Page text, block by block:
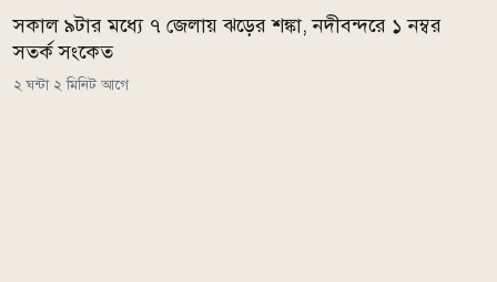
সকাল ৯টার মধ্যে ৭ জেলায় ঝড়ের শঙ্কা, নদীবন্দরে ১ নম্বর
সতর্ক সংকেত
২ ঘন্টা ২ মিনিট আগে